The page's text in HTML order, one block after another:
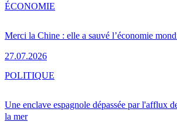
Merci la Chine : elle a sauvé l’économie
27.07.2026
ÉCONOMIE
Une enclave espagnole dépassée par l'afflux
la mer
POLITIQUE